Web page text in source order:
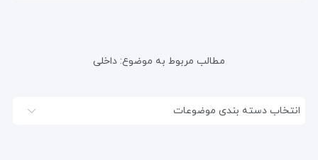
مطالب مربوط به موضوع: داخلی
انتخاب دسته بندی موضوعات